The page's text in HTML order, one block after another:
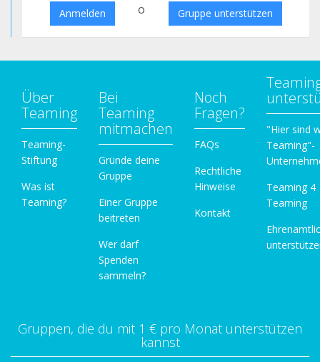
Anmelden o Gruppe unterstützen
Über
Teaming
Teaming-
Stiftung
Was ist
Teaming?
Bei
Teaming
mitmachen
Gründe deine
Gruppe
Einer Gruppe
beitreten
Wer darf
Spenden
sammeln?
Noch
Fragen?
FAQs
Rechtliche
Hinweise
Kontakt
"Hier sind
Teaming"-
Teaming 4
Teaming
Gruppen, die du mit 1 € pro Monat unterstützen
kannst